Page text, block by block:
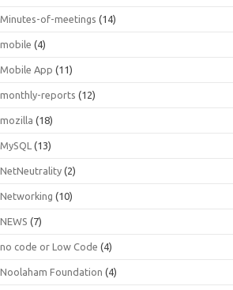
Minutes-of-meetings (14)
mobile (4)
Mobile App (11)
monthly-reports (12)
mozilla (18)
MySQL (13)
NetNeutrality (2)
Networking (10)
NEWS (7)
no code or Low Code (4)
Noolaham Foundation (4)